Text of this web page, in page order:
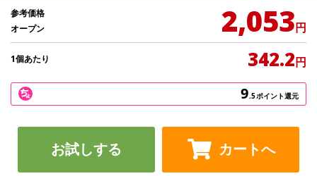
参考価格
オープン
2,053円
1個あたり 342.2円
9.5ポイント還元
お試しする カートへ